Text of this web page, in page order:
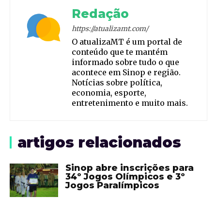
Redação
https://atualizamt.com/
O atualizaMT é um portal de
conteúdo que te mantém
informado sobre tudo o que
acontece em Sinop e região.
Notícias sobre política,
economia, esporte,
entretenimento e muito mais.
artigos relacionados
Sinop abre inscrições para
34º Jogos Olímpicos e 3º
Jogos Paralímpicos